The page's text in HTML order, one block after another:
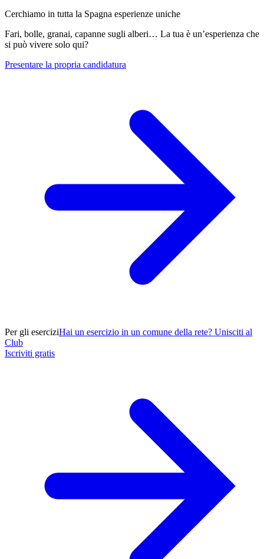
Cerchiamo in tutta la Spagna esperienze uniche
Fari, bolle, granai, capanne sugli alberi… La tua è un’esperienza che
si può vivere solo qui?
Presentare la propria candidatura
Per gli eserciziHai un esercizio in un comune della rete? Unisciti al
Club
Iscriviti gratis